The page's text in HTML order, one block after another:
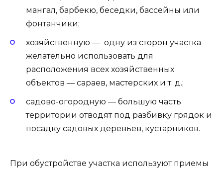
мангал, барбекю, беседки, бассейны или
фонтанчики;
хозяйственную — одну из сторон участка
желательно использовать для
расположения всех хозяйственных
объектов — сараев, мастерских и т. д.;
садово-огородную — большую часть
территории отводят под разбивку грядок и
посадку садовых деревьев, кустарников.
При обустройстве участка используют приемы